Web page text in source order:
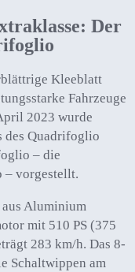
Der
Kleeblatt
Fahrzeuge
2023 wurde
des Quadrifoglio
– die
– vorgestellt.
Aluminium
mit 510 PS (375
283 km/h. Das 8-
Schaltwippen am